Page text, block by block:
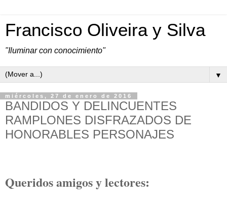
Francisco Oliveira y Silva
"Iluminar con conocimiento"
▼
miércoles, 27 de enero de 2016
BANDIDOS Y DELINCUENTES
RAMPLONES DISFRAZADOS DE
HONORABLES PERSONAJES
Queridos amigos y lectores: